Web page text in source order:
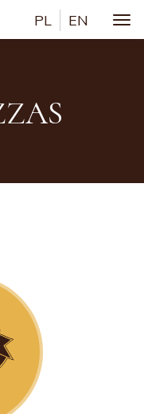
PL EN